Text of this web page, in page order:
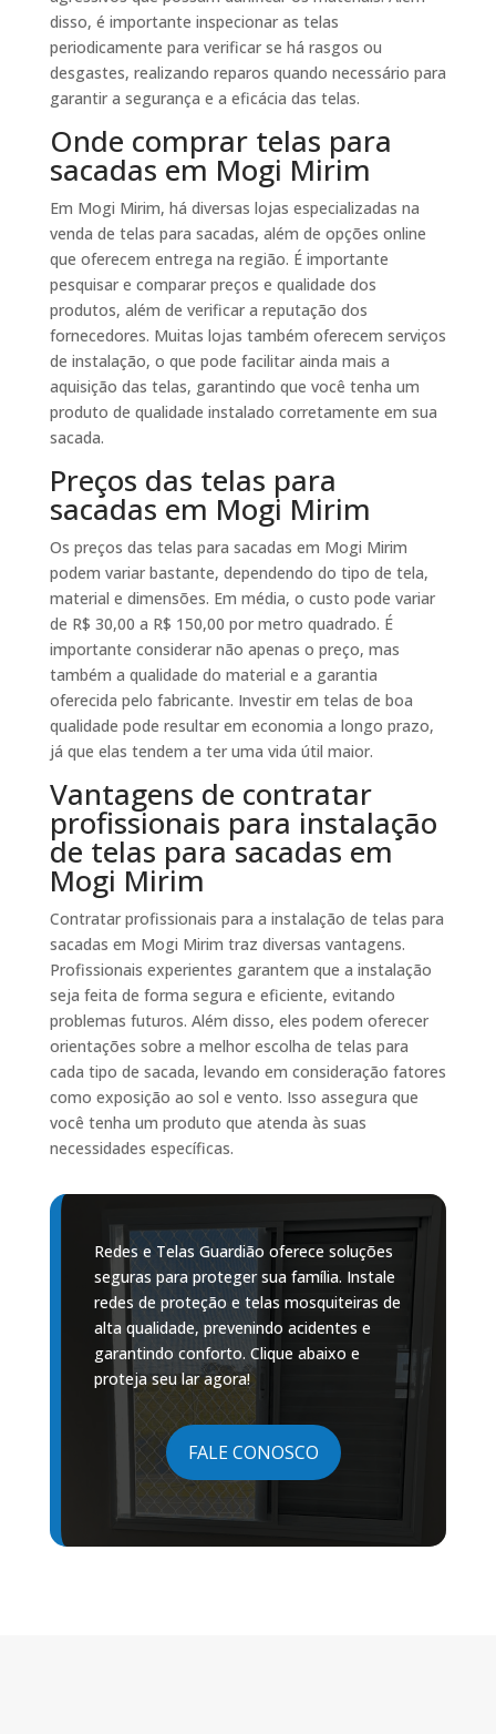
disso, é importante inspecionar as telas
periodicamente para verificar se há rasgos ou
desgastes, realizando reparos quando necessário para
garantir a segurança e a eficácia das telas.
Onde comprar telas para
sacadas em Mogi Mirim
Em Mogi Mirim, há diversas lojas especializadas na
venda de telas para sacadas, além de opções online
que oferecem entrega na região. É importante
pesquisar e comparar preços e qualidade dos
produtos, além de verificar a reputação dos
fornecedores. Muitas lojas também oferecem serviços
de instalação, o que pode facilitar ainda mais a
aquisição das telas, garantindo que você tenha um
produto de qualidade instalado corretamente em sua
sacada.
Preços das telas para
sacadas em Mogi Mirim
Os preços das telas para sacadas em Mogi Mirim
podem variar bastante, dependendo do tipo de tela,
material e dimensões. Em média, o custo pode variar
de R$ 30,00 a R$ 150,00 por metro quadrado. É
importante considerar não apenas o preço, mas
também a qualidade do material e a garantia
oferecida pelo fabricante. Investir em telas de boa
qualidade pode resultar em economia a longo prazo,
já que elas tendem a ter uma vida útil maior.
Vantagens de contratar
profissionais para instalação
de telas para sacadas em
Mogi Mirim
Contratar profissionais para a instalação de telas para
sacadas em Mogi Mirim traz diversas vantagens.
Profissionais experientes garantem que a instalação
seja feita de forma segura e eficiente, evitando
problemas futuros. Além disso, eles podem oferecer
orientações sobre a melhor escolha de telas para
cada tipo de sacada, levando em consideração fatores
como exposição ao sol e vento. Isso assegura que
você tenha um produto que atenda às suas
necessidades específicas.
Redes e Telas Guardião oferece soluções
seguras para proteger sua família. Instale
redes de proteção e telas mosquiteiras de
alta qualidade, prevenindo acidentes e
garantindo conforto. Clique abaixo e
proteja seu lar agora!
FALE CONOSCO